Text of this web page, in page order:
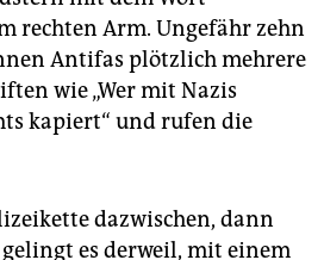
rechten Arm. Ungefähr zehn
Antifas plötzlich mehrere
wie „Wer mit Nazis
kapiert“ und rufen die
dazwischen, dann
es derweil, mit einem